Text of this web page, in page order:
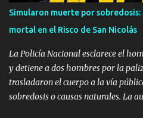
número exacto de pasajeros que
del choque ni si el impacto ha
diversa consideración entre los
lugar de los hechos se han
Simularon muerte por
mortal en el Risco de San Nicolás
La Policía Nacional esclarece el
y detiene a dos hombres por la
trasladaron el cuerpo a la vía
sobredosis o causas naturales. La